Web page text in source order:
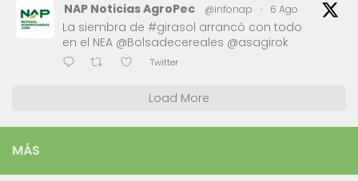
NAP Noticias AgroPec @infonap · 6 Ago
La siembra de #girasol arrancó con todo
en el NEA @Bolsadecereales @asagirok
Twitter
Load More
MÁS